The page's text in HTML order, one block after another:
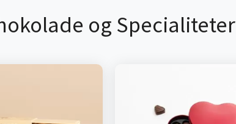
og Specialiteter